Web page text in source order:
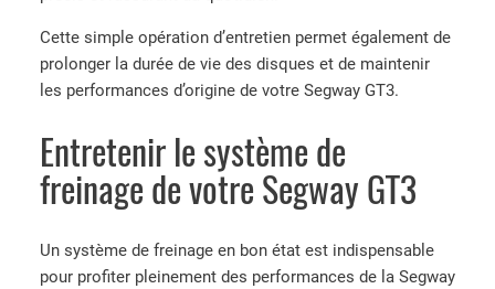
N
i
n
b
o
T
3
Cette simple opération d’entretien permet également de
prolonger la durée de vie des disques et de maintenir
les performances d’origine de votre Segway GT3.
Entretenir le système de
freinage de votre Segway GT3
Un système de freinage en bon état est indispensable
pour profiter pleinement des performances de la Segway